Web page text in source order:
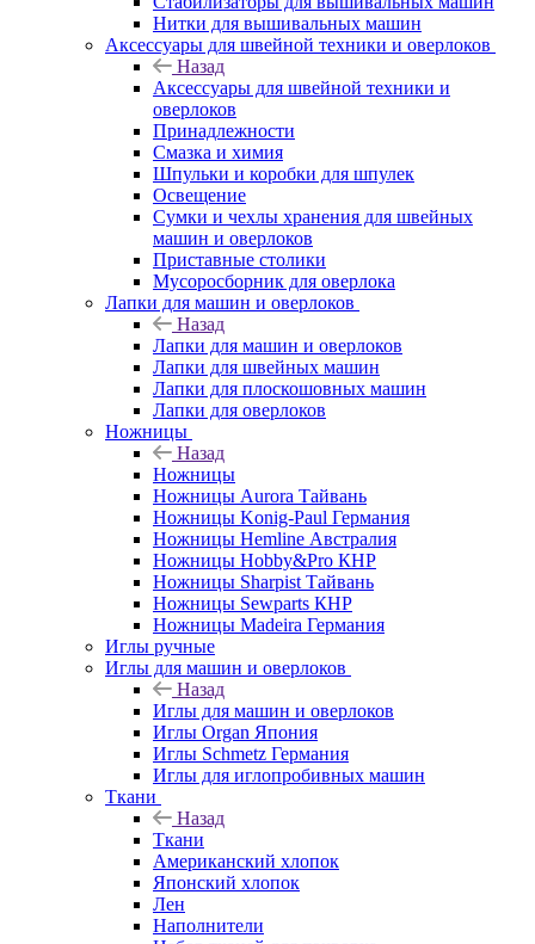
Нитки для вышивальных машин
Аксессуары для швейной техники и оверлоков
Назад
Аксессуары для швейной техники и
оверлоков
Принадлежности
Смазка и химия
Шпульки и коробки для шпулек
Освещение
Сумки и чехлы хранения для швейных
машин и оверлоков
Приставные столики
Мусоросборник для оверлока
Лапки для машин и оверлоков
Назад
Лапки для машин и оверлоков
Лапки для швейных машин
Лапки для плоскошовных машин
Лапки для оверлоков
Ножницы
Назад
Ножницы
Ножницы Aurora Тайвань
Ножницы Konig-Paul Германия
Ножницы Hemline Австралия
Ножницы Hobby&Pro КНР
Ножницы Sharpist Тайвань
Ножницы Sewparts КНР
Ножницы Madeira Германия
Иглы ручные
Иглы для машин и оверлоков
Назад
Иглы для машин и оверлоков
Иглы Organ Япония
Иглы Schmetz Германия
Иглы для иглопробивных машин
Ткани
Назад
Ткани
Американский хлопок
Японский хлопок
Лен
Наполнители